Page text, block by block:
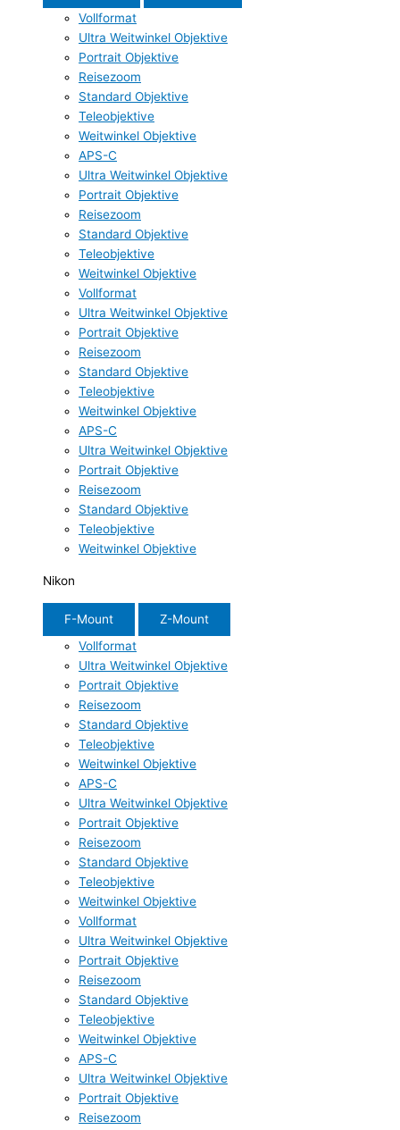
Vollformat
Ultra Weitwinkel Objektive
Portrait Objektive
Reisezoom
Standard Objektive
Teleobjektive
Weitwinkel Objektive
APS-C
Ultra Weitwinkel Objektive
Portrait Objektive
Reisezoom
Standard Objektive
Teleobjektive
Weitwinkel Objektive
Vollformat
Ultra Weitwinkel Objektive
Portrait Objektive
Reisezoom
Standard Objektive
Teleobjektive
Weitwinkel Objektive
APS-C
Ultra Weitwinkel Objektive
Portrait Objektive
Reisezoom
Standard Objektive
Teleobjektive
Weitwinkel Objektive
Nikon
F-Mount
Z-Mount
Vollformat
Ultra Weitwinkel Objektive
Portrait Objektive
Reisezoom
Standard Objektive
Teleobjektive
Weitwinkel Objektive
APS-C
Ultra Weitwinkel Objektive
Portrait Objektive
Reisezoom
Standard Objektive
Teleobjektive
Weitwinkel Objektive
Vollformat
Ultra Weitwinkel Objektive
Portrait Objektive
Reisezoom
Standard Objektive
Teleobjektive
Weitwinkel Objektive
APS-C
Ultra Weitwinkel Objektive
Portrait Objektive
Reisezoom